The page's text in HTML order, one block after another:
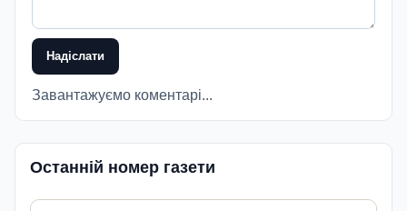
Надіслати
Завантажуємо коментарі...
Останній номер газети